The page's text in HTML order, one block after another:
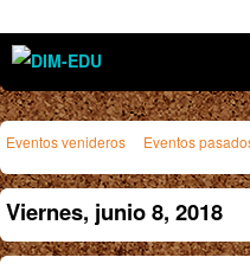
Eventos venideros Eventos
Viernes, junio 8, 2018